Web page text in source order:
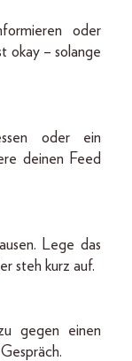
oder
okay – solange
oder ein
deinen Feed
Lege das
steh kurz auf.
gegen einen